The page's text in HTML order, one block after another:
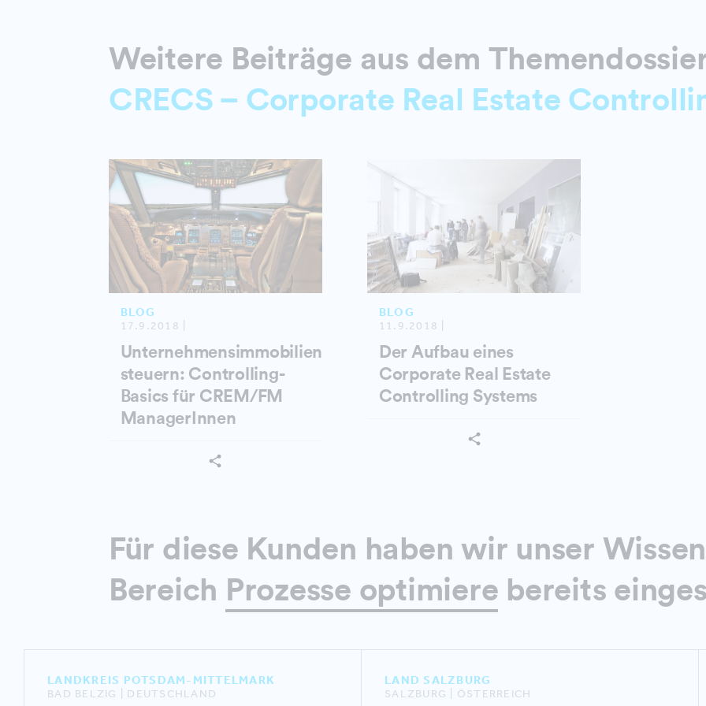
Weitere Beiträge aus dem
CRECS – Corporate Real Estate
BLOG
17.9.2018 |
Unternehmensimmobilien
steuern: Controlling-
Basics für CREM/FM
ManagerInnen
BLOG
11.9.2018 |
Der Aufbau eines
Corporate Real Estate
Controlling Systems
Für diese Kunden haben wir unser
Bereich Prozesse optimiere bereits
LANDKREIS POTSDAM-MITTELMARK
BAD BELZIG | DEUTSCHLAND
LAND SALZBURG
SALZBURG | ÖSTERREICH